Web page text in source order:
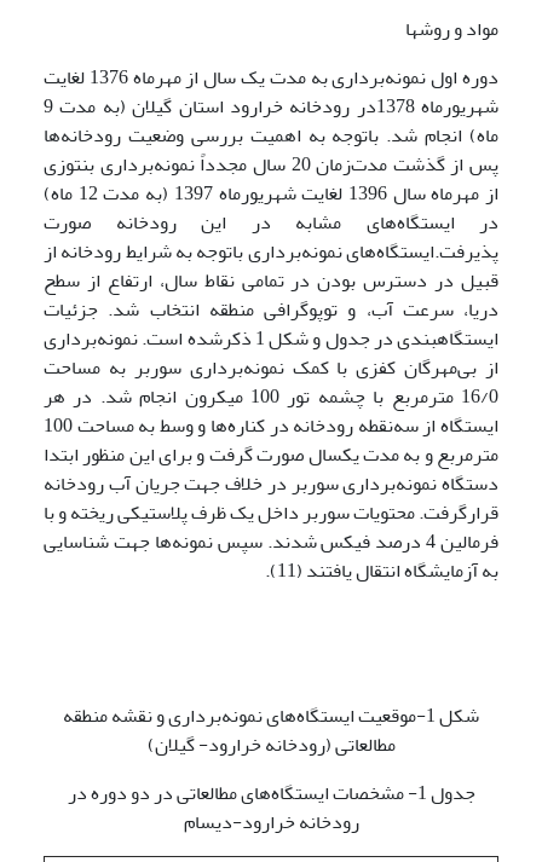
مواد و روشها
دوره اول نمونه‌برداری به مدت یک سال از مهرماه 1376 لغایت
شهریورماه 1378در رودخانه خرارود استان گیلان (به مدت 9
ماه) انجام شد. باتوجه به اهمیت بررسی وضعیت رودخانه‌ها
پس از گذشت مدت‌زمان 20 سال مجدداً نمونه‌برداری بنتوزی
از مهرماه سال 1396 لغایت شهریورماه 1397 (به مدت 12 ماه)
در ایستگاه‌های مشابه در این رودخانه صورت
پذیرفت.ایستگاه‌های نمونه‌برداری باتوجه به شرایط رودخانه از
قبیل در دسترس بودن در تمامی نقاط سال، ارتفاع از سطح
دریا، سرعت آب، و توپوگرافی منطقه انتخاب شد. جزئیات
ایستگاه­بندی در جدول و شکل 1 ذکرشده است. نمونه‌برداری
از بی‌مهرگان کفزی با کمک نمونه‌برداری سوربر به مساحت
16/0 مترمربع با چشمه تور 100 میکرون انجام شد. در هر
ایستگاه از سه‌نقطه رودخانه در کناره‌ها و وسط به مساحت 100
مترمربع و به مدت یکسال صورت گرفت و برای این منظور ابتدا
دستگاه نمونه‌برداری سوربر در خلاف جهت جریان آب رودخانه
قرارگرفت. محتویات سوربر داخل یک ظرف پلاستیکی ریخته و با
فرمالین 4 درصد فیکس شدند. سپس نمونه‌ها جهت شناسایی
به آزمایشگاه انتقال یافتند (11).
شکل 1-موقعیت ایستگاه‌های نمونه‌برداری و نقشه منطقه
مطالعاتی (رودخانه خرارود- گیلان)
جدول 1- مشخصات ایستگاه‌های مطالعاتی در دو دوره در
رودخانه خرارود-دیسام